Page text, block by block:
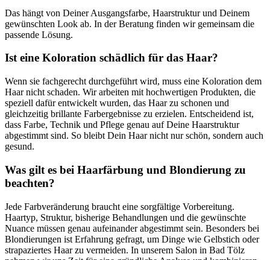
Das hängt von Deiner Ausgangsfarbe, Haarstruktur und Deinem
gewünschten Look ab. In der Beratung finden wir gemeinsam die
passende Lösung.
Ist eine Koloration schädlich für das Haar?
Wenn sie fachgerecht durchgeführt wird, muss eine Koloration dem
Haar nicht schaden. Wir arbeiten mit hochwertigen Produkten, die
speziell dafür entwickelt wurden, das Haar zu schonen und
gleichzeitig brillante Farbergebnisse zu erzielen. Entscheidend ist,
dass Farbe, Technik und Pflege genau auf Deine Haarstruktur
abgestimmt sind. So bleibt Dein Haar nicht nur schön, sondern auch
gesund.
Was gilt es bei Haarfärbung und Blondierung zu
beachten?
Jede Farbveränderung braucht eine sorgfältige Vorbereitung.
Haartyp, Struktur, bisherige Behandlungen und die gewünschte
Nuance müssen genau aufeinander abgestimmt sein. Besonders bei
Blondierungen ist Erfahrung gefragt, um Dinge wie Gelbstich oder
strapaziertes Haar zu vermeiden. In unserem Salon in Bad Tölz